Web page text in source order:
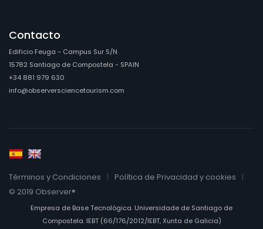
Contacto
Edificio Feuga - Campus Sur S/N
15782 Santiago de Compostela - SPAIN
+34 881 979 630
info@observersciencetourism.com
Términos y Condiciones
Política de Privacidad y cookies
© 2019 Observer®
Empresa de Base Tecnológica. Universidade de Santiago de
Compostela. IEBT (66/176/2012/IEBT, Xunta de Galicia)